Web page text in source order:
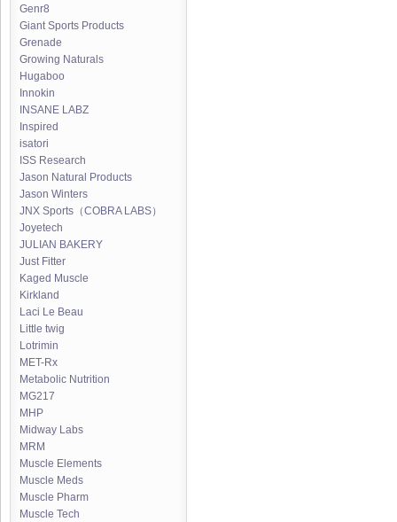
Genr8
Giant Sports Products
Grenade
Growing Naturals
Hugaboo
Innokin
INSANE LABZ
Inspired
isatori
ISS Research
Jason Natural Products
Jason Winters
JNX Sports（COBRA LABS）
Joyetech
JULIAN BAKERY
Just Fitter
Kaged Muscle
Kirkland
Laci Le Beau
Little twig
Lotrimin
MET-Rx
Metabolic Nutrition
MG217
MHP
Midway Labs
MRM
Muscle Elements
Muscle Meds
Muscle Pharm
Muscle Tech